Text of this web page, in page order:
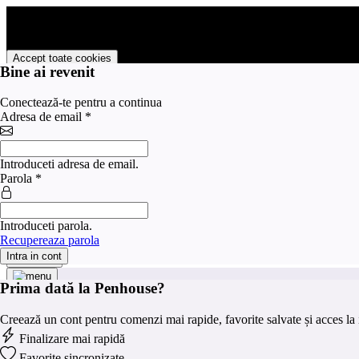
Accept toate cookies
Personalizare cookies
Preferinte pentru cookies
×
Categorie
Strict
necesare
Serviciile de marketing sunt folosite pentru a urmări
valoroase pentru editorii și agenții de publicitate terți.
Analitice
Serviciile de analiză servesc la îmbunătățirea
Salveaza
Bine ai revenit
Conectează-te pentru a continua
Adresa de email *
Introduceti adresa de email.
Parola *
Introduceti parola.
Recupereaza parola
Intra in cont
Prima dată la Penhouse?
Creează un cont pentru comenzi mai rapide, favorite salvate și acces
Finalizare mai rapidă